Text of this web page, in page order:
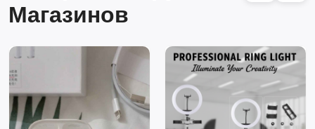
Магазинов